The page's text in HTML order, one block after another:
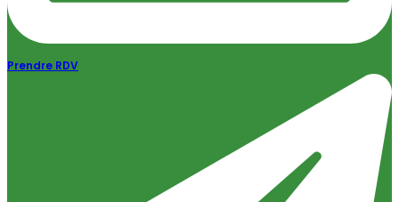
Prendre RDV